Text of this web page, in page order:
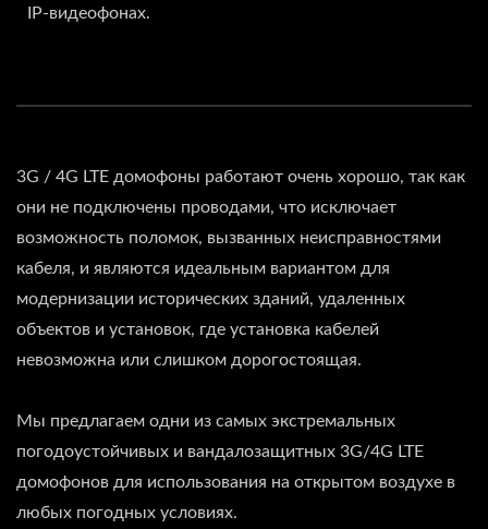
IP-видеофонах.
3G / 4G LTE домофоны работают очень хорошо, так как
они не подключены проводами, что исключает
возможность поломок, вызванных неисправностями
кабеля, и являются идеальным вариантом для
модернизации исторических зданий, удаленных
объектов и установок, где установка кабелей
невозможна или слишком дорогостоящая.
Мы предлагаем одни из самых экстремальных
погодоустойчивых и вандалозащитных 3G/4G LTE
домофонов для использования на открытом воздухе в
любых погодных условиях.